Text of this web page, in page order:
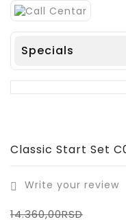
Specials
Classic Start Set
 Write your review
14.360,00RSD